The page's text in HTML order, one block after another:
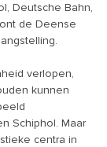
Deutsche Bahn,
de Deense
verlopen,
kunnen
Schiphol. Maar
centra in